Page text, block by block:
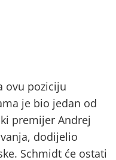
ovu poziciju
je bio jedan od
premijer Andrej
dodijelio
Schmidt će ostati